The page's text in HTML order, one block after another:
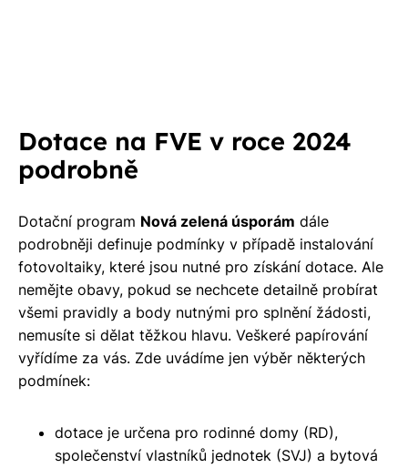
Dotace na FVE v roce 2024
podrobně
Dotační program Nová zelená úsporám dále
podrobněji definuje podmínky v případě instalování
fotovoltaiky, které jsou nutné pro získání dotace. Ale
nemějte obavy, pokud se nechcete detailně probírat
všemi pravidly a body nutnými pro splnění žádosti,
nemusíte si dělat těžkou hlavu. Veškeré papírování
vyřídíme za vás. Zde uvádíme jen výběr některých
podmínek:
dotace je určena pro rodinné domy (RD),
společenství vlastníků jednotek (SVJ) a bytová